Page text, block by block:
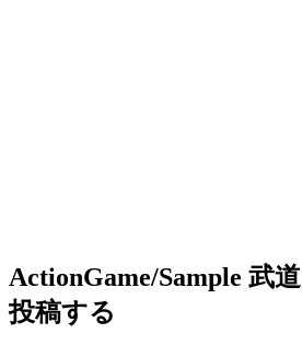
ActionGame/Sample 武道
投稿する